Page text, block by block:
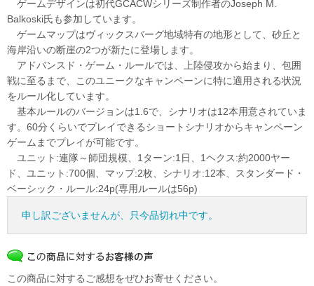
ゲームデザインは初代GCACWシリーズ制作者のJoseph M.
Balkoski氏も参加しています。
ゲームマップはヴィックスバーグ地域特有の地形として、砂丘と
海岸沿いの断崖の2つが新たに登場します。
アドバンスド・ゲーム・ルールでは、上陸侵攻から始まり、包囲
戦に至るまで、このユニークなキャンペーンに特に適用される状況
をルール化しています。
基本ルールのバージョンは1.6で、シナリオは12本用意されていま
す。60分くらいでプレイできるショートシナリオからキャンペーン
ゲームまでプレイが可能です。
ユニット:連隊～師団規模、1ターン:1日、1ヘクス:約2000ヤー
ド、ユニット:700個、マップ:2枚、シナリオ:12本、スタンダード・
ベーシック・ルール:24p(専用ルールは56p)
申し訳ございませんが、只今品切れ中です。
この商品に対するご感想をぜひお寄せください。